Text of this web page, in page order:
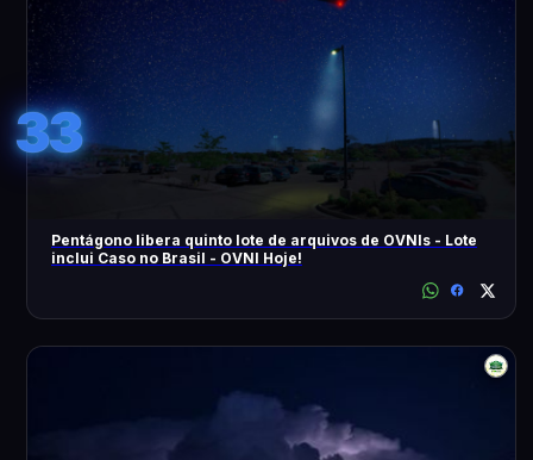
33
Pentágono libera quinto lote de arquivos de OVNIs - Lote
inclui Caso no Brasil - OVNI Hoje!